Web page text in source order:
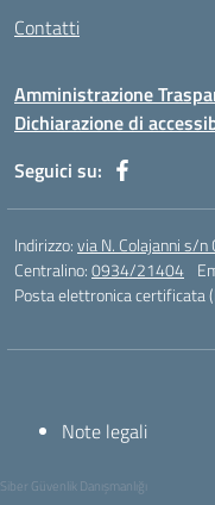
https://
https://
https://
https://
https://
https://
https://
https://
https://
https://
https://
https://
Contatti
Amministrazione
Dichiarazione di
Seguici su:
Indirizzo:via N. Colajanni s/
Centralino:0934/21404
Posta elettronica certificata
Note legali
Siber Güvenlik Danışmanlığı